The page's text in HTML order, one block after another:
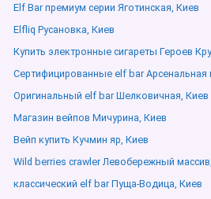
Elf Bar премиум серии Яготинская, Киев
Elfliq Русановка, Киев
Купить электронные сигареты Героев
Сертифицированные elf bar Арсенальная
Оригинальный elf bar Шелковичная, Киев
Магазин вейпов Мичурина, Киев
Вейп купить Кучмин яр, Киев
Wild berries crawler Левобережный
классический elf bar Пуща-Водица, Киев